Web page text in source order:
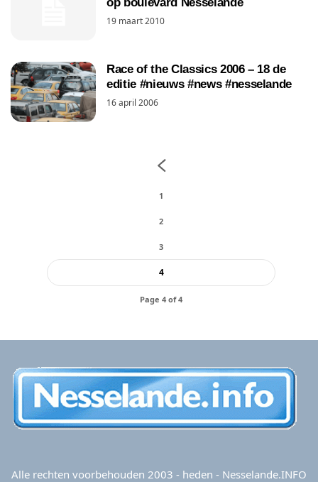
19 maart 2010
Race of the Classics 2006 – 18 de
editie #nieuws #news #nesselande
16 april 2006
1
2
3
4
Page 4 of 4
Alle rechten voorbehouden 2003 - heden - Nesselande.INFO